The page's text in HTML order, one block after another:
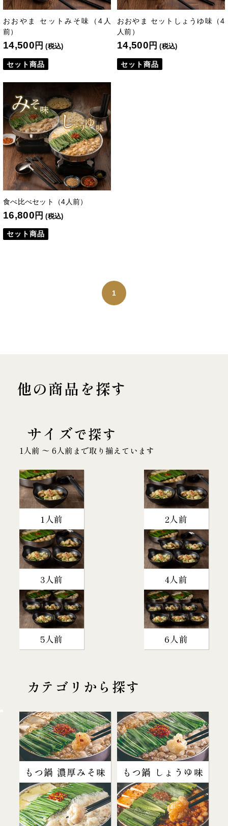
おおやま セットみそ味（4人
前）
14,500 円 (税込)
セット商品
おおやま セットしょうゆ味（4
人前）
14,500 円 (税込)
セット商品
食べ比べセット（4人前）
16,800 円 (税込)
セット商品
1
他の商品を探す
サイズで探す
1人前 〜 6人前まで取り揃えています
1人前 2人前
3人前 4人前
5人前 6人前
カテゴリから探す
もつ鍋 濃厚みそ味 もつ鍋 しょうゆ味